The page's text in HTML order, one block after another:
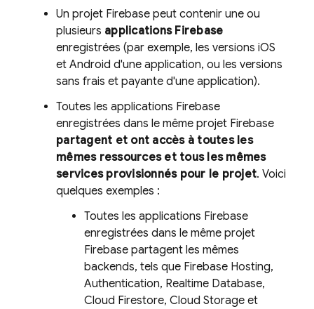
Un projet Firebase peut contenir une ou
plusieurs applications Firebase
enregistrées (par exemple, les versions iOS
et Android d'une application, ou les versions
sans frais et payante d'une application).
Toutes les applications Firebase
enregistrées dans le même projet Firebase
partagent et ont accès à toutes les
mêmes ressources et tous les mêmes
services provisionnés pour le projet. Voici
quelques exemples :
Toutes les applications Firebase
enregistrées dans le même projet
Firebase partagent les mêmes
backends, tels que Firebase Hosting,
Authentication, Realtime Database,
Cloud Firestore, Cloud Storage et